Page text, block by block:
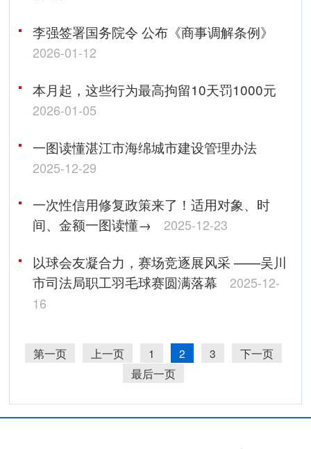
李强签署国务院令 公布《商事调解条例》
2026-01-12
本月起，这些行为最高拘留10天罚1000元
2026-01-05
一图读懂湛江市海绵城市建设管理办法
2025-12-29
一次性信用修复政策来了！适用对象、时
间、金额一图读懂→
2025-12-23
以球会友凝合力，赛场竞逐展风采 ——吴川
市司法局职工羽毛球赛圆满落幕
2025-12-
16
第一页 上一页 1 2 3
下一页
最后一页